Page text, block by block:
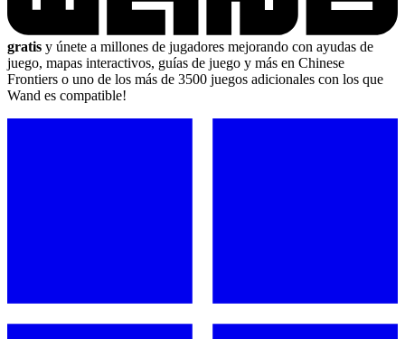
gratis y únete a millones de jugadores mejorando con ayudas de
juego, mapas interactivos, guías de juego y más en Chinese
Frontiers o uno de los más de 3500 juegos adicionales con los que
Wand es compatible!